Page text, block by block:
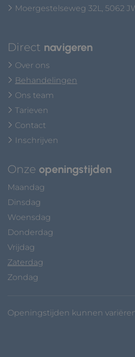
Moergestelseweg 32L, 5062
Direct navigeren
Over ons
Behandelingen
Ons team
Tarieven
Contact
Inschrijven
Onze openingstijden
Maandag
Dinsdag
Woensdag
Donderdag
Vrijdag
Zaterdag
Zondag
Openingstijden kunnen